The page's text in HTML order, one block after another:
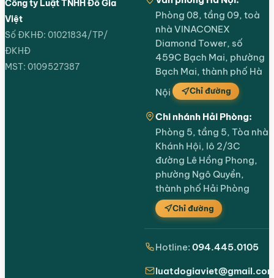
Công ty Luật TNHH Đỗ Gia
Việt
Số ĐKHĐ: 01021834/TP/
ĐKHĐ
MST: 0109527387
Phòng 08, tầng 09, toà
nhà VINACONEX
Diamond Tower, số
459C Bạch Mai, phường
Bạch Mai, thành phố Hà
Nội
Chỉ đường
Chi nhánh Hải Phòng:
Phòng 5, tầng 5, Tòa nhà
Khánh Hội, lô 2/3C
đường Lê Hồng Phong,
phường Ngô Quyền,
thành phố Hải Phòng
Chỉ đường
Hotline: 094.445.0105